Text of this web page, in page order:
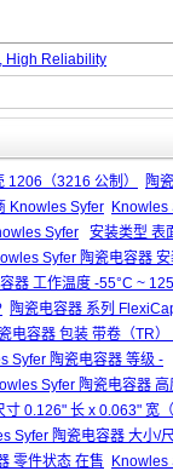
High Reliability
1206（3216 公制）
陶
Knowles Syfer Knowles
Syfer
安装类型 表
Syfer 陶瓷电容器
器 工作温度 -55°C ~
陶瓷电容器 系列
电容器 包装 带卷（TR）
Syfer 陶瓷电容器 等级 -
Syfer 陶瓷电容器
寸 0.126" 长 x 0.063" 宽
Syfer 陶瓷电容器 大小/
零件状态 在售
Knowles